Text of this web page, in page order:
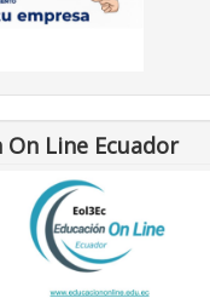
On Line Ecuador